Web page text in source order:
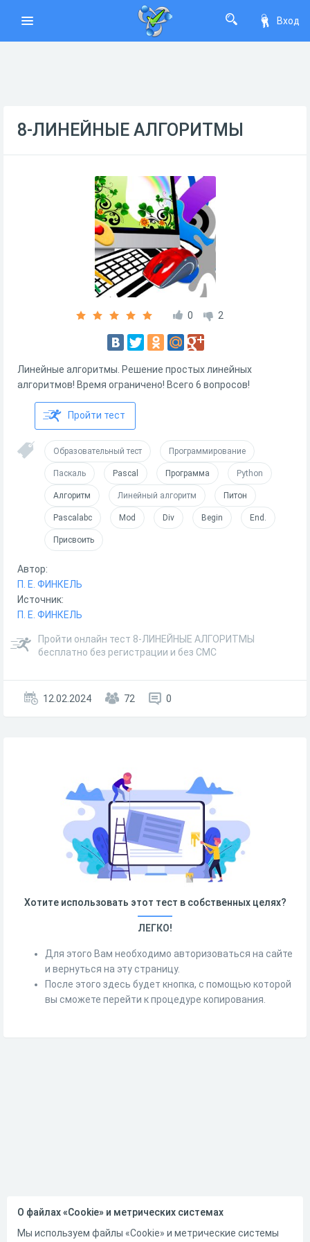
Вход
8-ЛИНЕЙНЫЕ АЛГОРИТМЫ
0 2
Линейные алгоритмы. Решение простых линейных
алгоритмов! Время ограничено! Всего 6 вопросов!
Пройти тест
Образовательный тест Программирование
Паскаль Pascal Программа Python
Алгоритм Линейный алгоритм Питон
Pascalabc Mod Div Begin End.
Присвоить
Автор:
П. Е. ФИНКЕЛЬ
Источник:
П. Е. ФИНКЕЛЬ
Пройти онлайн тест 8-ЛИНЕЙНЫЕ АЛГОРИТМЫ
бесплатно без регистрации и без СМС
12.02.2024 72 0
Хотите использовать этот тест в собственных целях?
ЛЕГКО!
Для этого Вам необходимо авторизоваться на сайте
и вернуться на эту страницу.
После этого здесь будет кнопка, с помощью которой
вы сможете перейти к процедуре копирования.
О файлах «Cookie» и метрических системах
Мы используем файлы «Cookie» и метрические системы